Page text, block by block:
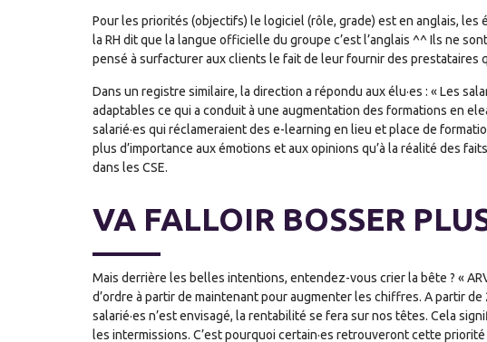
Pour les priorités (objectifs) le logiciel (rôle, grade) est en anglais, les
la RH dit que la langue officielle du groupe c’est l’anglais ^^ Ils ne
pensé à surfacturer aux clients le fait de leur fournir des prestataires
Dans un registre similaire, la direction a répondu aux élu·es : « Les
adaptables ce qui a conduit à une augmentation des formations en
salarié·es qui réclameraient des e-learning en lieu et place de
plus d’importance aux émotions et aux opinions qu’à la réalité des
dans les CSE.
VA FALLOIR BOSSER
Mais derrière les belles intentions, entendez-vous crier la bête ? «
d’ordre à partir de maintenant pour augmenter les chiffres. A partir
salarié·es n’est envisagé, la rentabilité se fera sur nos têtes. Cela
les intermissions. C’est pourquoi certain·es retrouveront cette